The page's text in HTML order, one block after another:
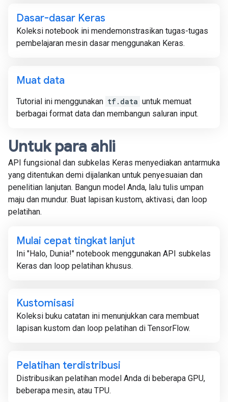
Dasar-dasar Keras
Koleksi notebook ini mendemonstrasikan tugas-tugas
pembelajaran mesin dasar menggunakan Keras.
Muat data
Tutorial ini menggunakan tf.data untuk memuat
berbagai format data dan membangun saluran input.
Untuk para ahli
API fungsional dan subkelas Keras menyediakan antarmuka
yang ditentukan demi dijalankan untuk penyesuaian dan
penelitian lanjutan. Bangun model Anda, lalu tulis umpan
maju dan mundur. Buat lapisan kustom, aktivasi, dan loop
pelatihan.
Mulai cepat tingkat lanjut
Ini "Halo, Dunia!" notebook menggunakan API subkelas
Keras dan loop pelatihan khusus.
Kustomisasi
Koleksi buku catatan ini menunjukkan cara membuat
lapisan kustom dan loop pelatihan di TensorFlow.
Pelatihan terdistribusi
Distribusikan pelatihan model Anda di beberapa GPU,
beberapa mesin, atau TPU.